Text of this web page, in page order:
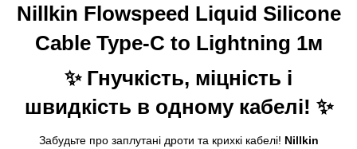
Nillkin Flowspeed Liquid Silicone
Cable Type-C to Lightning 1м
✨ Гнучкість, міцність і
швидкість в одному кабелі! ✨
Забудьте про заплутані дроти та крихкі кабелі! Nillkin